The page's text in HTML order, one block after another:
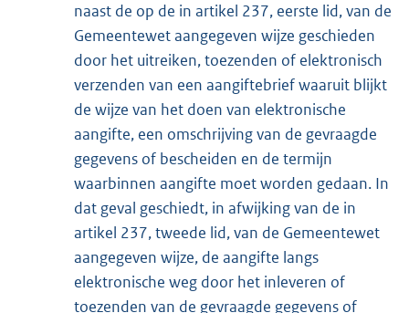
naast de op de in artikel 237, eerste lid, van de
Gemeentewet aangegeven wijze geschieden
door het uitreiken, toezenden of elektronisch
verzenden van een aangiftebrief waaruit blijkt
de wijze van het doen van elektronische
aangifte, een omschrijving van de gevraagde
gegevens of bescheiden en de termijn
waarbinnen aangifte moet worden gedaan. In
dat geval geschiedt, in afwijking van de in
artikel 237, tweede lid, van de Gemeentewet
aangegeven wijze, de aangifte langs
elektronische weg door het inleveren of
toezenden van de gevraagde gegevens of